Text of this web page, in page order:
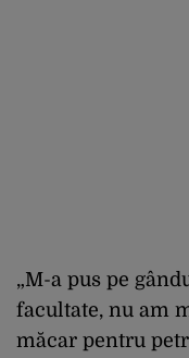
„M-a pus pe
facultate, nu am
măcar pentru